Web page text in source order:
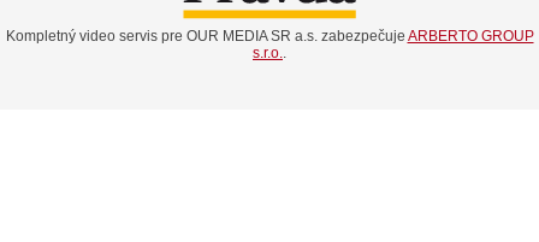
Kompletný video servis pre OUR MEDIA SR a.s. zabezpečuje ARBERTO GROUP
s.r.o..